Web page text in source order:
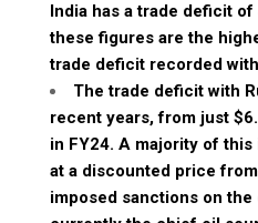
India has a trade deficit
these figures are the
trade deficit recorded
The trade deficit with
recent years, from just
in FY24. A majority of
at a discounted price
imposed sanctions on the